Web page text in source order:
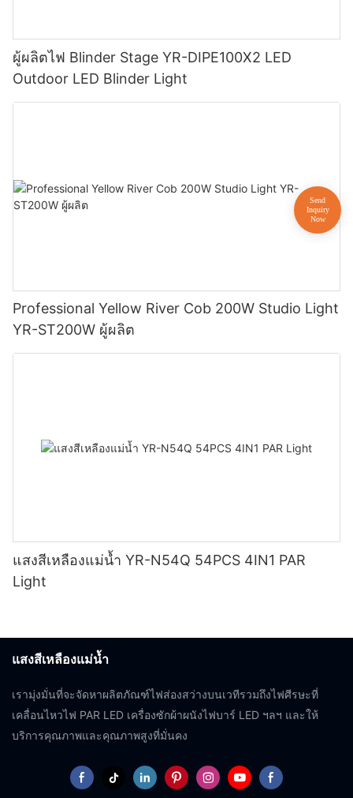
ผู้ผลิตไฟ Blinder Stage YR-DIPE100X2 LED
Outdoor LED Blinder Light
Professional Yellow River Cob 200W Studio Light
YR-ST200W ผู้ผลิต
แสงสีเหลืองแม่น้ำ YR-N54Q 54PCS 4IN1 PAR
Light
แสงสีเหลืองแม่น้ำ
เรามุ่งมั่นที่จะจัดหาผลิตภัณฑ์ไฟส่องสว่างบนเวทีรวมถึงไฟศีรษะที่
เคลื่อนไหวไฟ PAR LED เครื่องซักผ้าผนังไฟบาร์ LED ฯลฯ และให้
บริการคุณภาพและคุณภาพสูงที่มั่นคง